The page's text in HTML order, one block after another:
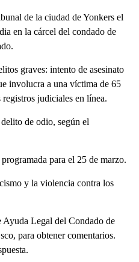
de la ciudad de Yonkers el
en la cárcel del condado de
graves: intento de asesinato
involucra a una víctima de 65
registros judiciales en línea.
de odio, según el
para el 25 de marzo.
y la violencia contra los
Legal del Condado de
para obtener comentarios.